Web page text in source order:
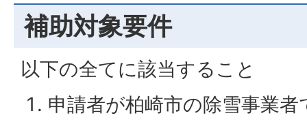
補助対象要件
以下の全てに該当すること
申請者が柏崎市の除雪事業